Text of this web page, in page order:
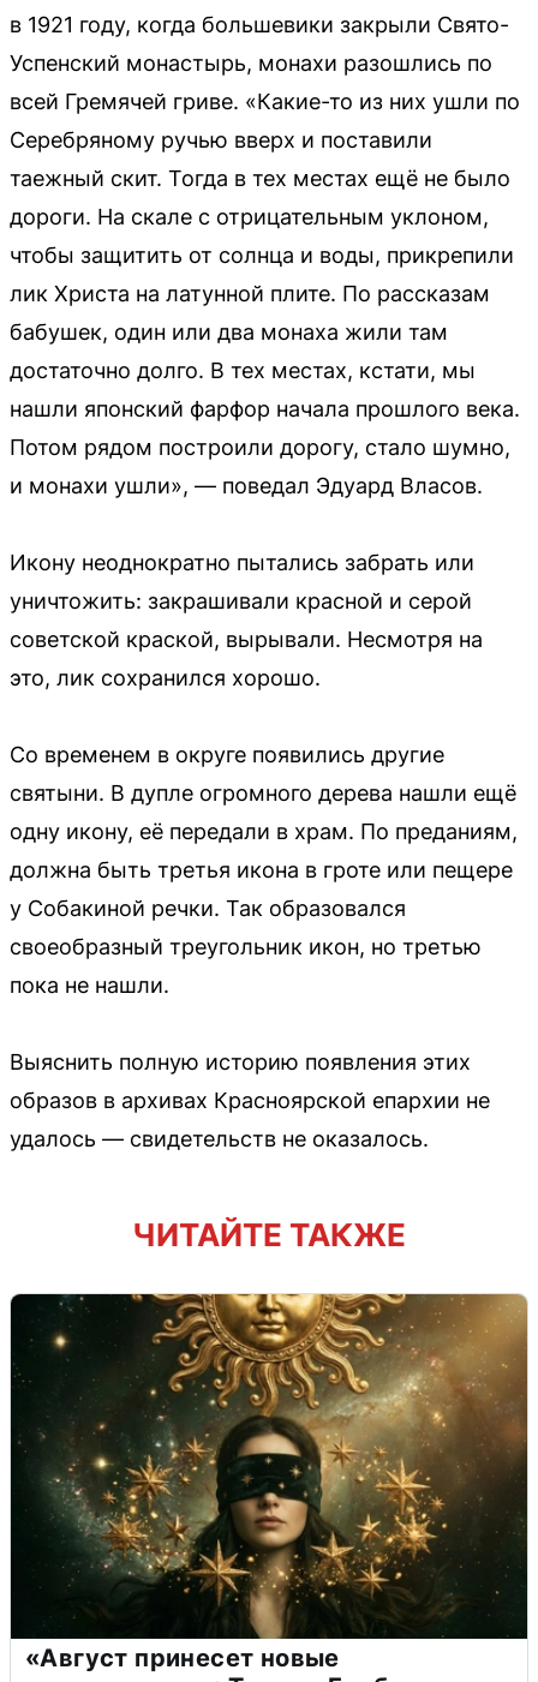
в 1921 году, когда большевики закрыли Свято-
Успенский монастырь, монахи разошлись по
всей Гремячей гриве. «Какие-то из них ушли по
Серебряному ручью вверх и поставили
таежный скит. Тогда в тех местах ещё не было
дороги. На скале с отрицательным уклоном,
чтобы защитить от солнца и воды, прикрепили
лик Христа на латунной плите. По рассказам
бабушек, один или два монаха жили там
достаточно долго. В тех местах, кстати, мы
нашли японский фарфор начала прошлого века.
Потом рядом построили дорогу, стало шумно,
и монахи ушли», — поведал Эдуард Власов.
Икону неоднократно пытались забрать или
уничтожить: закрашивали красной и серой
советской краской, вырывали. Несмотря на
это, лик сохранился хорошо.
Со временем в округе появились другие
святыни. В дупле огромного дерева нашли ещё
одну икону, её передали в храм. По преданиям,
должна быть третья икона в гроте или пещере
у Собакиной речки. Так образовался
своеобразный треугольник икон, но третью
пока не нашли.
Выяснить полную историю появления этих
образов в архивах Красноярской епархии не
удалось — свидетельств не оказалось.
ЧИТАЙТЕ ТАКЖЕ
«Август принесет новые